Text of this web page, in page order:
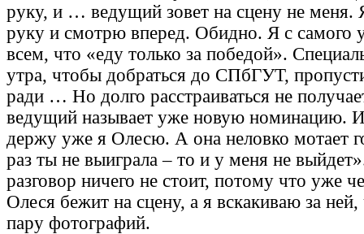
руку, и … ведущий зовет на сцену не меня.
руку и смотрю вперед. Обидно. Я с самого
всем, что «еду только за победой».
утра, чтобы добраться до СПбГУТ,
ради … Но долго расстраиваться не
ведущий называет уже новую номинацию. И
держу уже я Олесю. А она неловко мотает
раз ты не выиграла – то и у меня не
разговор ничего не стоит, потому что уже
Олеся бежит на сцену, а я вскакиваю за ней,
пару фотографий.